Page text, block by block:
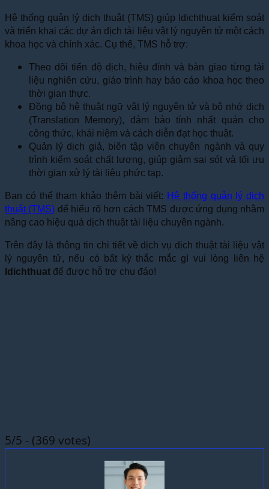
Hệ thống quản lý dịch thuật (TMS) giúp Idichthuat kiểm soát
và triển khai các dự án dịch tài liệu vật lý nguyên tử một cách
khoa học và chính xác. Cụ thể, TMS hỗ trợ:
Theo dõi tiến độ dịch, hiệu đính và bàn giao từng tài
liệu nghiên cứu, giáo trình hay báo cáo khoa học theo
thời gian thực.
Đồng bộ hệ thuật ngữ vật lý nguyên tử và bộ nhớ dịch
(Translation Memory), đảm bảo tính nhất quán cho
công thức, khái niệm và cách diễn đạt học thuật.
Quản lý dịch giả, biên tập viên chuyên ngành và quy
trình kiểm soát chất lượng, giúp giảm sai sót và tối ưu
thời gian xử lý tài liệu phức tạp.
Bạn có thể tham khảo thêm bài viết: Hệ thống quản lý dịch
thuật (TMS) để hiểu rõ hơn cách TMS được ứng dụng nhằm
nâng cao hiệu quả dịch thuật tài liệu chuyên ngành.
Trên đây là thông tin chi tiết về dịch vụ dịch thuật tài liệu vật
lý nguyên tử, nếu có bất kỳ thắc mắc gì vui lòng liên hệ
Idichthuat để được hỗ trợ chu đáo!
5/5 - (369 votes)